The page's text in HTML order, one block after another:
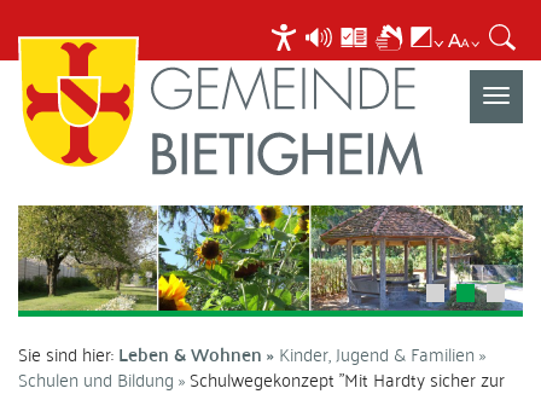
Sie sind hier:Leben & Wohnen
Kinder, Jugend & Familien
Schulen und Bildung Schulwegekonzept "Mit Hardty sicher zur